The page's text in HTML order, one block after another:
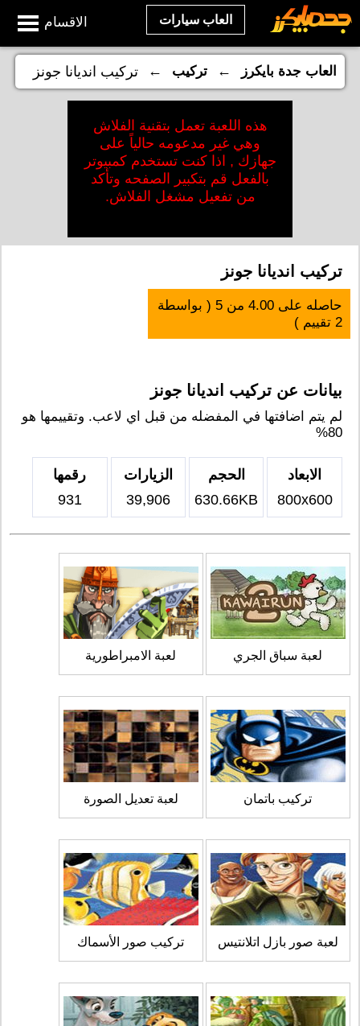
الاقسام العاب سيارات
العاب جدة بايكرز ← تركيب ← تركيب انديانا جونز
هذه اللعبة تعمل بتقنية الفلاش
وهي غير مدعومه حالياً على
جهازك , اذا كنت تستخدم كمبيوتر
بالفعل قم بتكبير الصفحه وتأكد
من تفعيل مشغل الفلاش.
تركيب انديانا جونز
حاصله على4.00 من5 ( بواسطة
2 تقييم )
بيانات عن تركيب انديانا جونز
لم يتم اضافتها في المفضله من قبل اي لاعب. وتقييمها هو
80%
الابعاد
800x600
الحجم
630.66KB
الزيارات
39,906
رقمها
931
لعبة سباق الجري لعبة الامبراطورية
تركيب باتمان لعبة تعديل الصورة
لعبة صور بازل اتلانتيس تركيب صور الأسماك